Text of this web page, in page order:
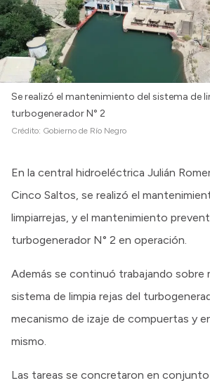
Se realizó el mantenimiento del sistema de
turbogenerador N° 2
Crédito: Gobierno de Río Negro
En la central hidroeléctrica Julián
Cinco Saltos, se realizó el
limpiarrejas, y el mantenimiento
turbogenerador N° 2 en operación.
Además se continuó trabajando sobre
sistema de limpia rejas del
mecanismo de izaje de compuertas y
mismo.
Las tareas se concretaron en